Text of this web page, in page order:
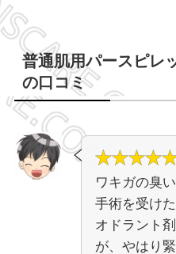
普通肌用パースピレ
の口コミ
ワキガの臭
手術を受け
オドラント
が、やはり